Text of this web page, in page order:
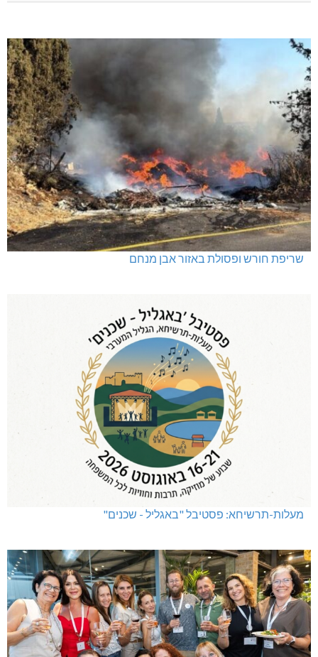
שריפת חורש ופסולת באזור אבן מנחם
מעלות-תרשיחא: פסטיבל "באגליל - שכנים"